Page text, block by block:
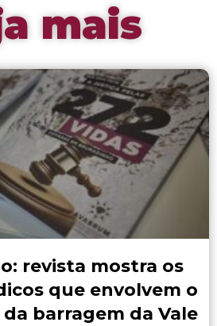
mais
revista mostra os
que envolvem o
barragem da Vale